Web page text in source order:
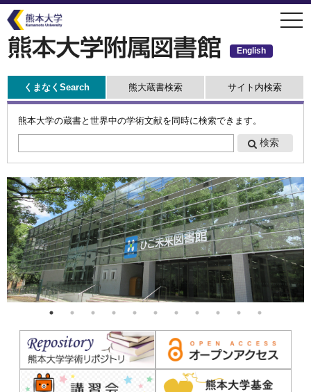
イ
コ
テ
ツ
移
動
English
くまなくSearch 熊大蔵書検索 サイト内検索
熊本大学の蔵書と世界中の学術文献を同時に検索できます。